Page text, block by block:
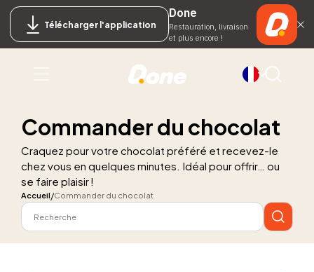
Télécharger l'application
Done
Restauration, livraison
et plus encore !
Commander du chocolat
Craquez pour votre chocolat préféré et recevez-le
chez vous en quelques minutes. Idéal pour offrir… ou
se faire plaisir !
Accueil Commander du chocolat